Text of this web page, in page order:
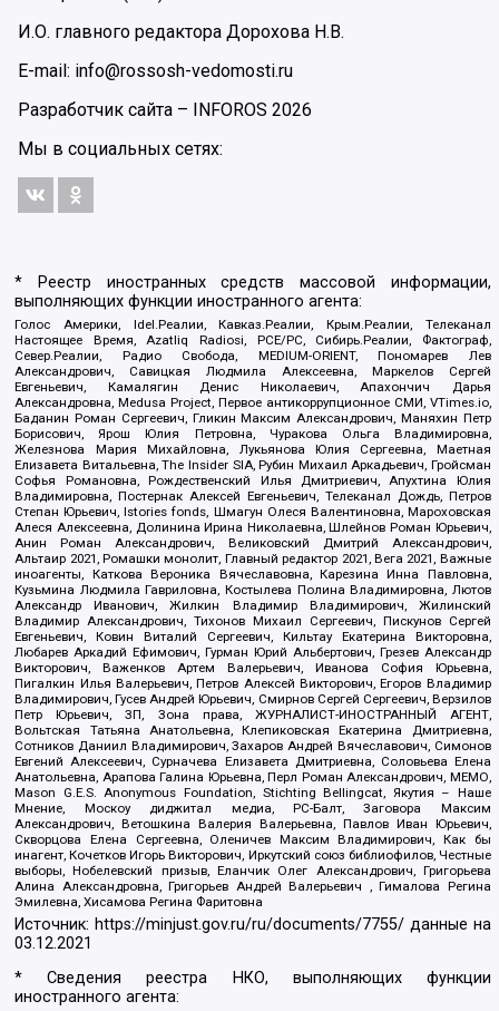
И.О. главного редактора Дорохова Н.В.
E-mail: info@rossosh-vedomosti.ru
Разработчик сайта – INFOROS 2026
Мы в социальных сетях:
* Реестр иностранных средств массовой информации,
выполняющих функции иностранного агента:
Голос Америки, Idel.Реалии, Кавказ.Реалии, Крым.Реалии, Телеканал
Настоящее Время, Azatliq Radiosi, PCE/PC, Сибирь.Реалии, Фактограф,
Север.Реалии, Радио Свобода, MEDIUM-ORIENT, Пономарев Лев
Александрович, Савицкая Людмила Алексеевна, Маркелов Сергей
Евгеньевич, Камалягин Денис Николаевич, Апахончич Дарья
Александровна, Medusa Project, Первое антикоррупционное СМИ, VTimes.io,
Баданин Роман Сергеевич, Гликин Максим Александрович, Маняхин Петр
Борисович, Ярош Юлия Петровна, Чуракова Ольга Владимировна,
Железнова Мария Михайловна, Лукьянова Юлия Сергеевна, Маетная
Елизавета Витальевна, The Insider SIA, Рубин Михаил Аркадьевич, Гройсман
Софья Романовна, Рождественский Илья Дмитриевич, Апухтина Юлия
Владимировна, Постернак Алексей Евгеньевич, Телеканал Дождь, Петров
Степан Юрьевич, Istories fonds, Шмагун Олеся Валентиновна, Мароховская
Алеся Алексеевна, Долинина Ирина Николаевна, Шлейнов Роман Юрьевич,
Анин Роман Александрович, Великовский Дмитрий Александрович,
Альтаир 2021, Ромашки монолит, Главный редактор 2021, Вега 2021, Важные
иноагенты, Каткова Вероника Вячеславовна, Карезина Инна Павловна,
Кузьмина Людмила Гавриловна, Костылева Полина Владимировна, Лютов
Александр Иванович, Жилкин Владимир Владимирович, Жилинский
Владимир Александрович, Тихонов Михаил Сергеевич, Пискунов Сергей
Евгеньевич, Ковин Виталий Сергеевич, Кильтау Екатерина Викторовна,
Любарев Аркадий Ефимович, Гурман Юрий Альбертович, Грезев Александр
Викторович, Важенков Артем Валерьевич, Иванова София Юрьевна,
Пигалкин Илья Валерьевич, Петров Алексей Викторович, Егоров Владимир
Владимирович, Гусев Андрей Юрьевич, Смирнов Сергей Сергеевич, Верзилов
Петр Юрьевич, ЗП, Зона права, ЖУРНАЛИСТ-ИНОСТРАННЫЙ АГЕНТ,
Вольтская Татьяна Анатольевна, Клепиковская Екатерина Дмитриевна,
Сотников Даниил Владимирович, Захаров Андрей Вячеславович, Симонов
Евгений Алексеевич, Сурначева Елизавета Дмитриевна, Соловьева Елена
Анатольевна, Арапова Галина Юрьевна, Перл Роман Александрович, МЕМО,
Mason G.E.S. Anonymous Foundation, Stichting Bellingcat, Якутия – Наше
Мнение, Москоу диджитал медиа, РС-Балт, Заговора Максим
Александрович, Ветошкина Валерия Валерьевна, Павлов Иван Юрьевич,
Скворцова Елена Сергеевна, Оленичев Максим Владимирович, Как бы
инагент, Кочетков Игорь Викторович, Иркутский союз библиофилов, Честные
выборы, Нобелевский призыв, Еланчик Олег Александрович, Григорьева
Алина Александровна, Григорьев Андрей Валерьевич , Гималова Регина
Эмилевна, Хисамова Регина Фаритовна
Источник: https://minjust.gov.ru/ru/documents/7755/ данные на
03.12.2021
* Сведения реестра НКО, выполняющих функции
иностранного агента: